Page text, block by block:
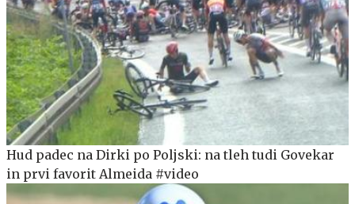
Hud padec na Dirki po Poljski: na tleh tudi Govekar
in prvi favorit Almeida #video